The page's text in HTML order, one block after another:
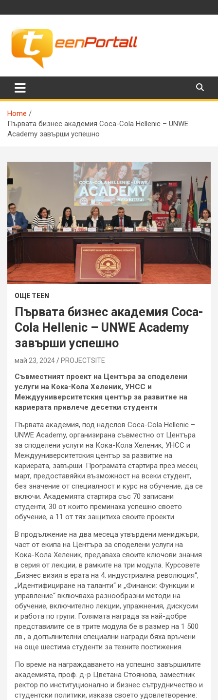
to
TeenPortall
Home
Първата бизнес академия Coca-Cola Hellenic – UNWE
Academy завърши успешно
ОЩЕ TEEN
Първата бизнес академия Coca-
Cola Hellenic – UNWE Academy
завърши успешно
май 23, 2024 PROJECTSITЕ
Съвместният проект на Центъра за споделени
услуги на Кока-Кола Хеленик, УНСС и
Междууниверситетския център за развитие на
кариерата привлече десетки студенти
Първата академия, под надслов Coca-Cola Hellenic –
UNWE Academy, организирана съвместно от Центъра
за споделени услуги на Кока-Кола Хеленик, УНСС и
Междууниверситетския център за развитие на
кариерата, завърши. Програмата стартира през месец
март, предоставяйки възможност на всеки студент,
без значение от специалност и курс на обучение, да се
включи. Академията стартира със 70 записани
студенти, 30 от които преминаха успешно своето
обучение, а 11 от тях защитиха своите проекти.
В продължение на два месеца утвърдени мениджъри,
част от екипа на Центъра за споделени услуги на
Кока-Кола Хеленик, предаваха своите ключови знания
в серия от лекции, в рамките на три модула. Курсовете
„Бизнес визия в ерата на 4. индустриална революция“,
„Идентифициране на таланти“ и „Финанси: Функции и
управление“ включваха разнообразни методи на
обучение, включително лекции, упражнения, дискусии
и работа по групи. Голямата награда за най-добре
представилите се в трите модула бе в размер на 1 500
лв., а допълнителни специални награди бяха връчени
на още шестима студенти за техните постижения.
По време на награждаването на успешно завършилите
академията, проф. д-р Цветана Стоянова, заместник
ректор по институционално и бизнес сътрудничество и
студентски политики, изказа своето удовлетворение: